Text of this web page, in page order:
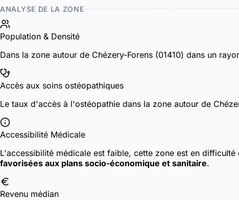
ANALYSE DE LA ZONE
Population & Densité
Dans la zone autour de Chézery-Forens (01410) dans un
Accès aux soins ostéopathiques
Le taux d'accès à l'ostéopathie dans la zone autour de
Accessibilité Médicale
L'accessibilité médicale est faible, cette zone est en difficulté
favorisées aux plans socio-économique et sanitaire.
Revenu médian